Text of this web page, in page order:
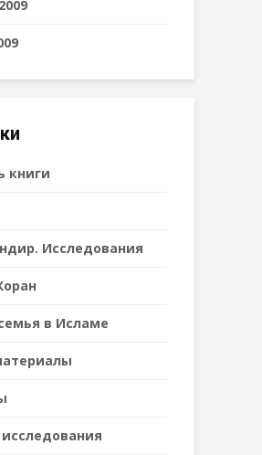
книги
Исследования
в Исламе